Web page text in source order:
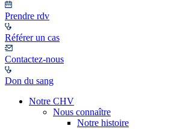
Prendre rdv
Référer un cas
Contactez-nous
Don du sang
Notre CHV
Nous connaître
Notre histoire